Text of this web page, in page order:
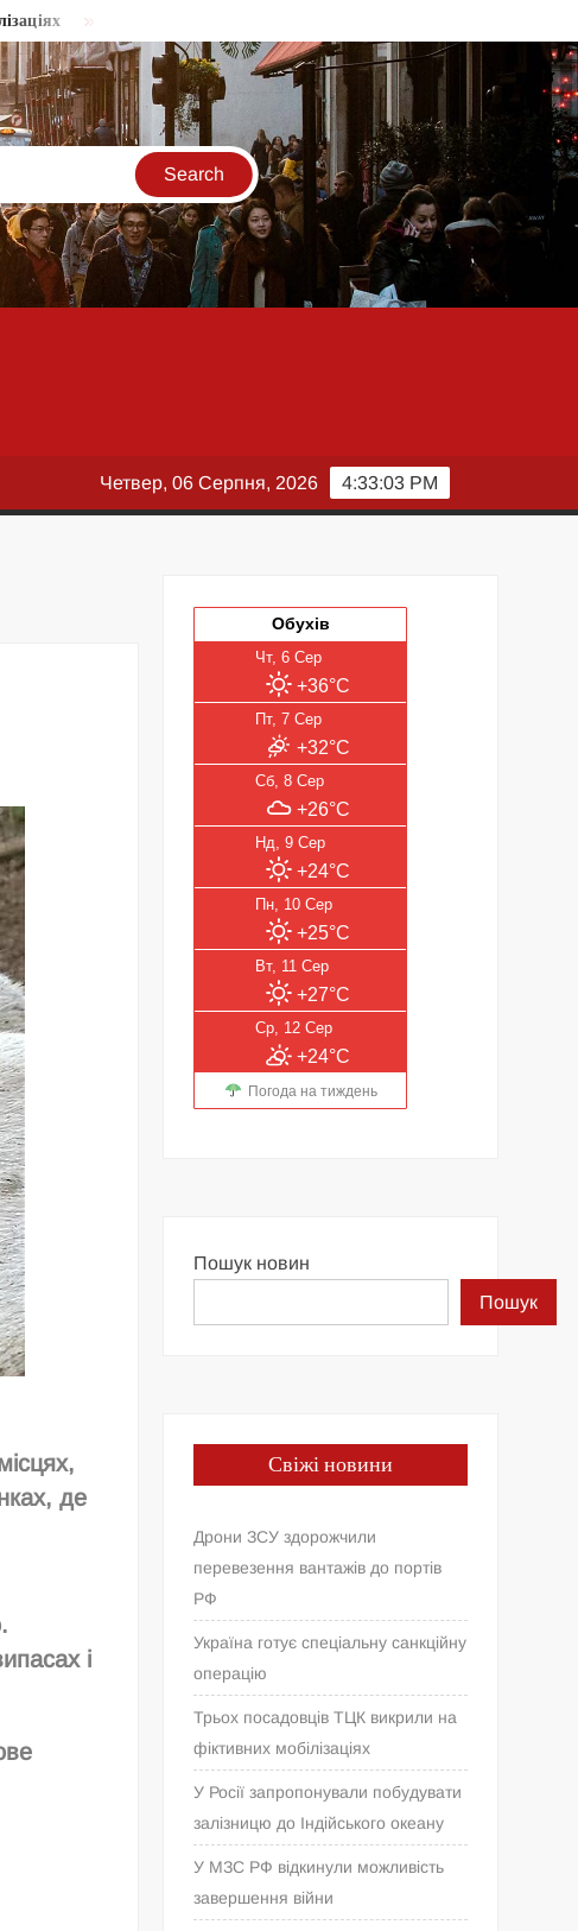
У Росії запропонували побудувати залізницю до Індійського океану
4:33:04 PM
Четвер, 06 Серпня, 2026
де
і
Обухів
Чт, 6 Сер
+36°C
Пт, 7 Сер
+32°C
Сб, 8 Сер
+26°C
Нд, 9 Сер
+24°C
Пн, 10 Сер
+25°C
Вт, 11 Сер
+27°C
Ср, 12 Сер
+24°C
Погода на тиждень
Пошук новин
Пошук
Свіжі новини
Дрони ЗСУ здорожчили
перевезення вантажів до портів
РФ
Україна готує спеціальну санкційну
операцію
Трьох посадовців ТЦК викрили на
фіктивних мобілізаціях
У Росії запропонували побудувати
залізницю до Індійського океану
У МЗС РФ відкинули можливість
завершення війни